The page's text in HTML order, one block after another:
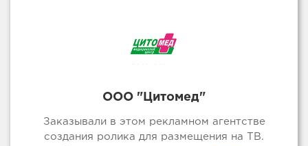
ООО "Цитомед"
Заказывали в этом рекламном агентстве
создания ролика для размещения на ТВ.